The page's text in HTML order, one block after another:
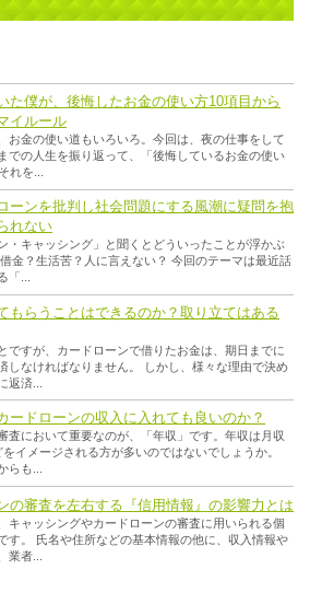
た僕が、後悔したお金の使い方10項目から
イルール
お金の使い道もいろいろ。今回は、夜の仕事をして
での人生を振り返って、「後悔しているお金の使い
れを...
ーンを批判し社会問題にする風潮に疑問を抱
れない
・キャッシング」と聞くとどういったことが浮かぶ
金？生活苦？人に言えない？ 今回のテーマは最近話
「...
もらうことはできるのか？取り立てはある
ですが、カードローンで借りたお金は、期日までに
しなければなりません。 しかし、様々な理由で決め
返済...
ードローンの収入に入れても良いのか？
査において重要なのが、「年収」です。年収は月収
イメージされる方が多いのではないでしょうか。
らも...
の審査を左右する『信用情報』の影響力とは
キャッシングやカードローンの審査に用いられる個
す。 氏名や住所などの基本情報の他に、収入情報や
業者...